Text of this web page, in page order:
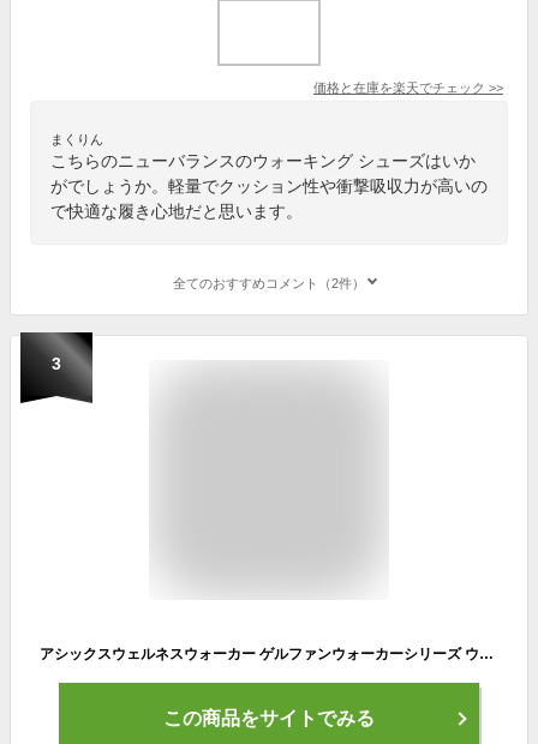
価格と在庫を楽天でチェック >>
まくりん
こちらのニューバランスのウォーキング シューズはいか
がでしょうか。軽量でクッション性や衝撃吸収力が高いの
で快適な履き心地だと思います。
全てのおすすめコメント（2件）
3
アシックスウェルネスウォーカー ゲルファンウォーカーシリーズ ウォーキングシューズ スニーカー メンズ 紐タイプ 4E相当 GEL-FUNWALKER M042 1291A042
この商品をサイトでみる